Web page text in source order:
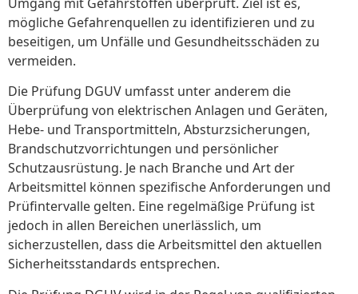
mögliche Gefahrenquellen zu identifizieren und zu
beseitigen, um Unfälle und Gesundheitsschäden zu
vermeiden.
Die Prüfung DGUV umfasst unter anderem die
Überprüfung von elektrischen Anlagen und Geräten,
Hebe- und Transportmitteln, Absturzsicherungen,
Brandschutzvorrichtungen und persönlicher
Schutzausrüstung. Je nach Branche und Art der
Arbeitsmittel können spezifische Anforderungen und
Prüfintervalle gelten. Eine regelmäßige Prüfung ist
jedoch in allen Bereichen unerlässlich, um
sicherzustellen, dass die Arbeitsmittel den aktuellen
Sicherheitsstandards entsprechen.